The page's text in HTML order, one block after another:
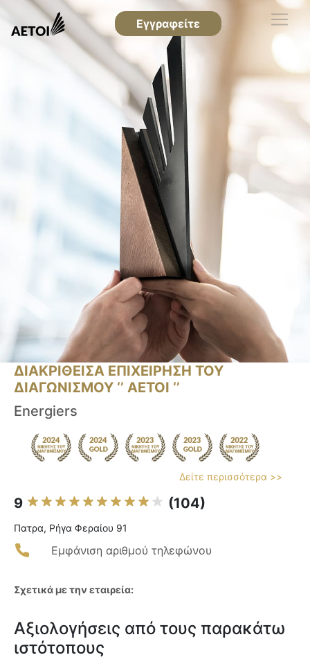
Εγγραφείτε
ΔΙΑΚΡΙΘΕΙΣΑ ΕΠΙΧΕΙΡΗΣΗ ΤΟΥ
ΔΙΑΓΩΝΙΣΜΟΥ ‘’ ΑΕΤΟΙ ‘’
Energiers
Δείτε περισσότερα >>
9 (104)
Πατρα, Ρήγα Φεραίου 91
Εμφάνιση αριθμού τηλεφώνου
Σχετικά με την εταιρεία:
Αξιολογήσεις από τους παρακάτω
ιστότοπους